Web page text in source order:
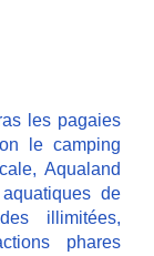
les pagaies
le camping
Aqualand
de
illimitées,
phares